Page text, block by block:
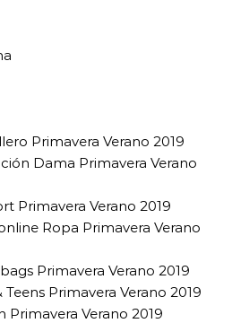
Primavera Verano 2019
Dama Primavera Verano
Primavera Verano 2019
Ropa Primavera Verano
Primavera Verano 2019
Primavera Verano 2019
Primavera Verano 2019